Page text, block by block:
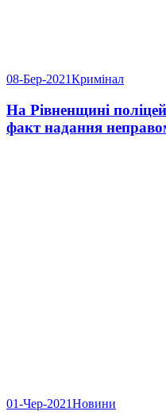
08-Бер-2021Кримінал
На Рівненщині
факт надання
01-Чер-2021Новини